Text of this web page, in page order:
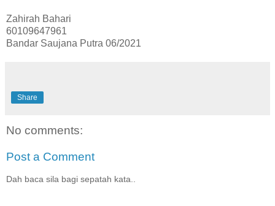
Zahirah Bahari
60109647961
Bandar Saujana Putra 06/2021
Share
No comments:
Post a Comment
Dah baca sila bagi sepatah kata..